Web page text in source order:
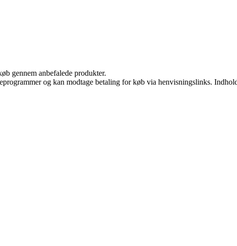
gennem anbefalede produkter.
og kan modtage betaling for køb via henvisningslinks.